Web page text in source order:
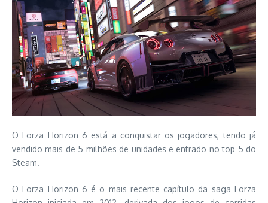
O Forza Horizon 6 está a conquistar os jogadores, tendo já
vendido mais de 5 milhões de unidades e entrado no top 5 do
Steam.
O Forza Horizon 6 é o mais recente capítulo da saga Forza